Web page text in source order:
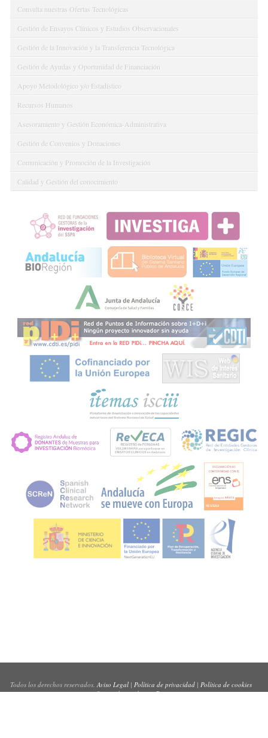
Consulta nuestras Ofertas Tecnológicas
Gestión de Ensayos Clínicos y Estudios Observacionales
Gestión de la Innovación y la Transferencia Tecnológica
Gestión de Ayudas y Oportunidad de Financiación
Apoyo Metodológico y/o Estadístico
Recursos Humanos
Asesoramiento y Gestión Económica-Administrativa
Gestión de Convenios y Donaciones
Comunicación y Promoción de la Investigación
Calidad y Gestión del conocimiento
Todos los derechos reservados.Aviso Legal| Política de privacidad| Política de cookies
Sitio web creado porPynso